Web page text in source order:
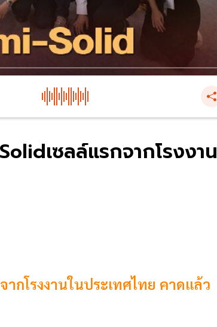
เซลล์แรกจากโรงงาน
ากโรงงานในประเทศไทย คาดแล้ว